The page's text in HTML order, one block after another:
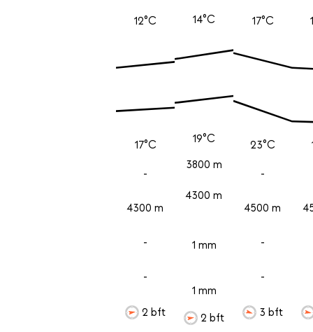
12°C
17°C
-
4300 m
-
-
2 bft
14°C
19°C
3800 m
4300 m
1 mm
1 mm
2 bft
17°C
23°C
-
4500 m
-
-
3 bft